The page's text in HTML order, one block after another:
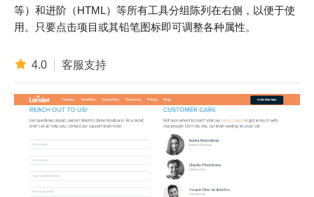
等）和进阶（HTML）等所有工具分组陈列在右侧，以便于使
用。只要点击项目或其铅笔图标即可调整各种属性。
4.0 客服支持